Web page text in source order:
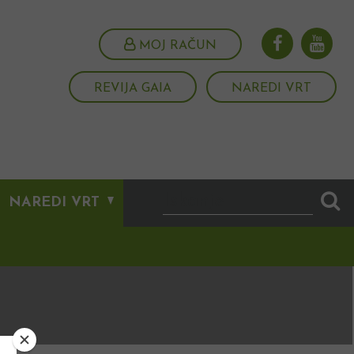
MOJ RAČUN
REVIJA GAIA NAREDI VRT
NAREDI VRT